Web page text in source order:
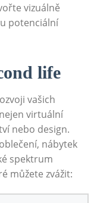
vizuálně
potenciální
life
vašich
virtuální
nebo design.
nábytek
spektrum
můžete zvážit: